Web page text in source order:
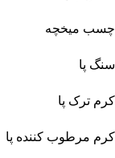
چسب میخچه
سنگ پا
کرم ترک پا
کرم مرطوب کننده پا